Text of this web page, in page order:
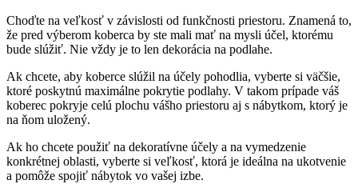
Choďte na veľkosť v závislosti od funkčnosti priestoru. Znamená to,
že pred výberom koberca by ste mali mať na mysli účel, ktorému
bude slúžiť. Nie vždy je to len dekorácia na podlahe.
Ak chcete, aby koberce slúžil na účely pohodlia, vyberte si väčšie,
ktoré poskytnú maximálne pokrytie podlahy. V takom prípade váš
koberec pokryje celú plochu vášho priestoru aj s nábytkom, ktorý je
na ňom uložený.
Ak ho chcete použiť na dekoratívne účely a na vymedzenie
konkrétnej oblasti, vyberte si veľkosť, ktorá je ideálna na ukotvenie
a pomôže spojiť nábytok vo vašej izbe.